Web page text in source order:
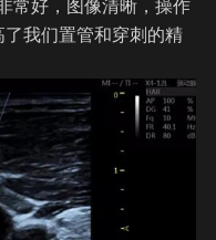
常好，图像清晰，操作
我们置管和穿刺的精